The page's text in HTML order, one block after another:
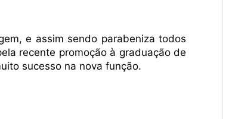
e assim sendo parabeniza todos
recente promoção à graduação de
sucesso na nova função.